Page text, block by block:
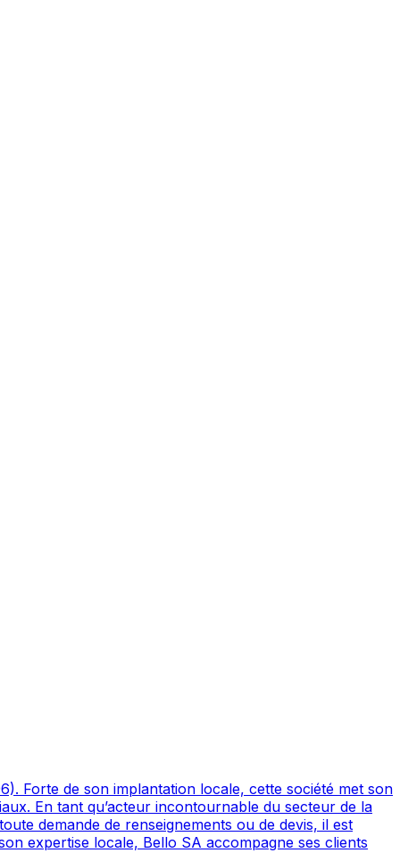
Forte de son implantation locale, cette société met son
En tant qu’acteur incontournable du secteur de la
demande de renseignements ou de devis, il est
expertise locale, Bello SA accompagne ses clients